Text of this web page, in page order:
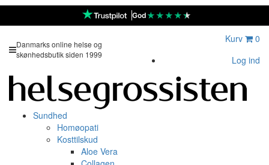
God★★★★★
Danmarks online helse og
skønhedsbutik siden 1999
Kurv
0
Log ind
Sundhed
Homøopati
Kosttilskud
Aloe Vera